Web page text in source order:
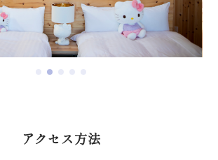
アクセス方法